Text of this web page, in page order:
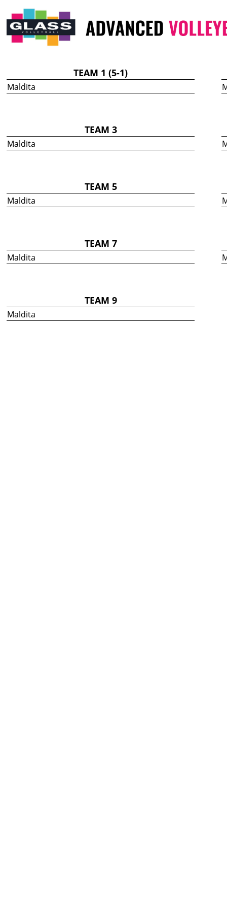
TEAM 1 (5-1)
Maldita
TEAM 3
Maldita
TEAM 5
Maldita
TEAM 7
Maldita
TEAM 9
Maldita